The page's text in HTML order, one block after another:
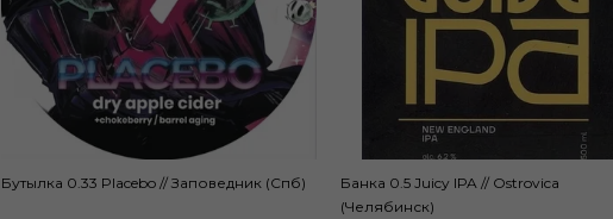
Бутылка 0.33 Placebo // Заповедник (Спб)
Банка 0.5 Juicy IPA // Ostrovica
(Челябинск)